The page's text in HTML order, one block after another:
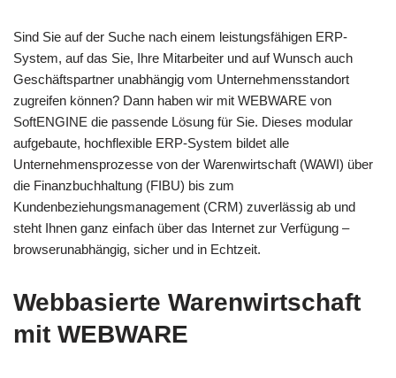
Sind Sie auf der Suche nach einem leistungsfähigen ERP-
System, auf das Sie, Ihre Mitarbeiter und auf Wunsch auch
Geschäftspartner unabhängig vom Unternehmensstandort
zugreifen können? Dann haben wir mit WEBWARE von
SoftENGINE die passende Lösung für Sie. Dieses modular
aufgebaute, hochflexible ERP-System bildet alle
Unternehmensprozesse von der Warenwirtschaft (WAWI) über
die Finanzbuchhaltung (FIBU) bis zum
Kundenbeziehungsmanagement (CRM) zuverlässig ab und
steht Ihnen ganz einfach über das Internet zur Verfügung –
browserunabhängig, sicher und in Echtzeit.
Webbasierte Warenwirtschaft
mit WEBWARE